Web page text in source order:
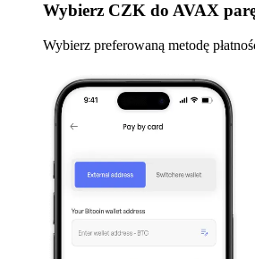
Wybierz CZK do AVAX
Wybierz preferowaną metodę